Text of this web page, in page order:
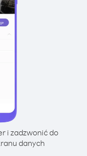
i zadzwonić do
danych